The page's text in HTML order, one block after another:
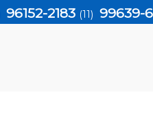
96152-2183 (11) 99639-